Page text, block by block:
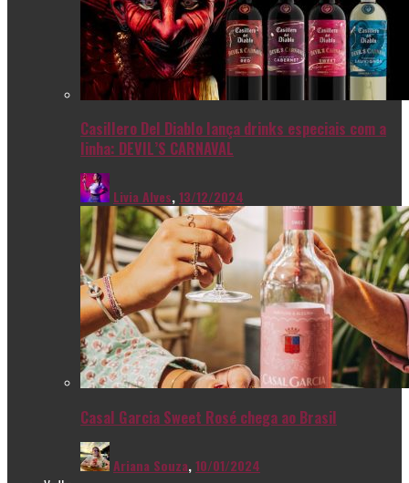
Casillero Del Diablo lança drinks especiais com a
linha: DEVIL’S CARNAVAL
Livia Alves,13/12/2024
Casal Garcia Sweet Rosé chega ao Brasil
Ariana Souza,10/01/2024